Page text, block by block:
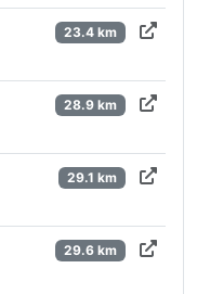
23.4 km
28.9 km
29.1 km
29.6 km